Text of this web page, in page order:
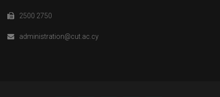
2500 2750
administration@cut.ac.cy